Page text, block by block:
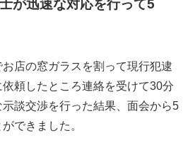
が迅速な対応を行って5
店の窓ガラスを割って現行犯逮
頼したところ連絡を受けて30分
談交渉を行った結果、面会から5
できました。